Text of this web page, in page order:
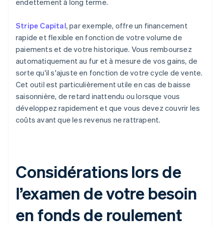
endettement à long terme.
Stripe Capital, par exemple, offre un financement
rapide et flexible en fonction de votre volume de
paiements et de votre historique. Vous remboursez
automatiquement au fur et à mesure de vos gains, de
sorte qu'il s'ajuste en fonction de votre cycle de vente.
Cet outil est particulièrement utile en cas de baisse
saisonnière, de retard inattendu ou lorsque vous
développez rapidement et que vous devez couvrir les
coûts avant que les revenus ne rattrapent.
Considérations lors de
l’examen de votre besoin
en fonds de roulement